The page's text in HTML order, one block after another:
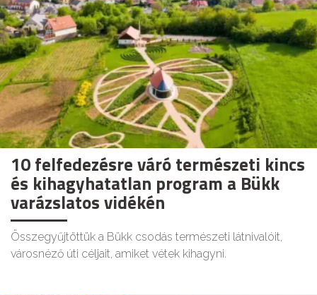
10 felfedezésre váró természeti kincs
és kihagyhatatlan program a Bükk
varázslatos vidékén
Összegyűjtöttük a Bükk csodás természeti látnivalóit,
városnéző úti céljait, amiket vétek kihagyni.